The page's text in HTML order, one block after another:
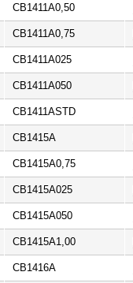
CB1411A0,50
CB1411A0,75
CB1411A025
CB1411A050
CB1411ASTD
CB1415A
CB1415A0,75
CB1415A025
CB1415A050
CB1415A1,00
CB1416A